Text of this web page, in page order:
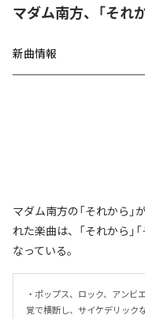
マダム南方、「それ
新曲情報
マダム南方の「それから
れた楽曲は、「それから」
なっている。
・ポップス、ロック、アンビ
覚で横断し、サイケデリック